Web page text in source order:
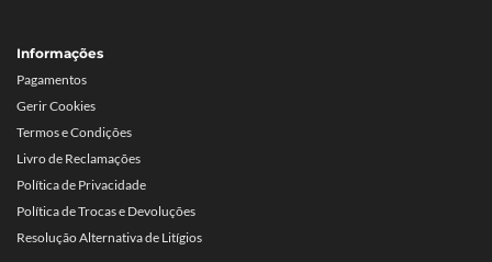
Informações
Pagamentos
Gerir Cookies
Termos e Condições
Livro de Reclamações
Política de Privacidade
Política de Trocas e Devoluções
Resolução Alternativa de Litígios